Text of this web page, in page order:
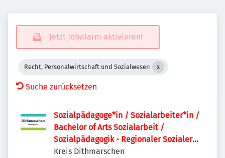
Jetzt Jobalarm aktivieren!
Recht, Personalwirtschaft und Sozialwesen
Suche zurücksetzen
Sozialpädagoge*in / Sozialarbeiter*in /
Bachelor of Arts Sozialarbeit /
Sozialpädagogik - Regionaler Sozialer
Dienst
Kreis Dithmarschen